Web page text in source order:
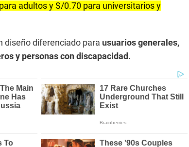
adultos y S/0.70 para universitarios y
diseño diferenciado para usuarios generales,
y personas con discapacidad.